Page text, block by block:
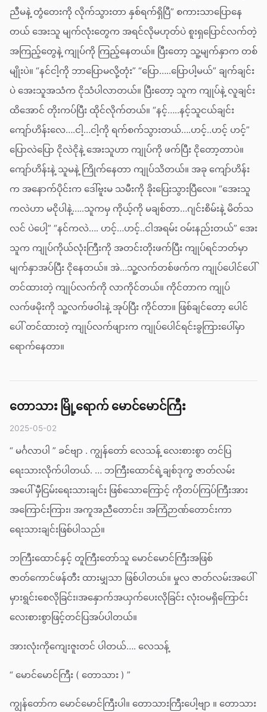
ညီမနဲ့ တွံတေးကို လိုက်သွားတာ နှစ်ရက်ရှိပြီ” စကားသာပြောနေ
တယ် အေးသူ မျက်လုံးတွေက အရင်လိုမဟုတ်ပဲ စူးရှပြောင်လက်တဲ့
အကြည့်တွေနဲ့ ကျုပ်ကို ကြည့်နေတယ်။ ပြီးတော့ သူ့မျက်နှာက တစ်
မျိုးပဲ။ “နင်ငါ့ကို ဘာပြောမလို့တုံး” “ပြော…..ပြောပါ့မယ်” ချက်ချင်း
ပဲ အေးသူအသံက ငိုသံပါလာတယ်။ ပြီးတော့ သူက ကျုပ်နဲ့ လူချင်း
ထိအောင် တိုးကပ်ပြီး ထိုင်လိုက်တယ်။ “နင့်…..နင့်သူငယ်ချင်း
ကျော်ဟိန်းလေ….ငါ့…ငါ့ကို ရက်စက်သွားတယ်….ဟင့်..ဟင့် ဟင့်”
ပြောလဲပြော ငိုလဲငိုနဲ့ အေးသူဟာ ကျုပ်ကို ဖက်ပြီး ငိုတော့တာပဲ။
ကျော်ဟိန်းနဲ့ သူမနဲ့ ကြိုက်နေတာ ကျုပ်သိတယ်။ အခု ကျော်ဟိန်း
က အနောက်ပိုင်းက ဒေါ်ဗူးမ သမီးကို ခိုးပြေးသွားပြီလေ။ “အေးသူ
ကလဲဟာ မငိုပါနဲ့…..သူကမှ ကိုယ့်ကို မချစ်တာ…ဂျင်းစိမ်းနဲ့ မိတ်သ
လင် ပဲပေါ့” “နင်ကလဲ…. ဟင့်…ဟင့်..ငါအရမ်း ဝမ်းနည်းတယ်” အေး
သူက ကျုပ်ကိုယ်လုံးကြီးကို အတင်းတိုးဖက်ပြီး ကျုပ်ရင်ဘတ်မှာ
မျက်နှာအပ်ပြီး ငိုနေတယ်။ အဲ…သူ့လက်တစ်ဖက်က ကျုပ်ပေါင်ပေါ်
တင်ထားတဲ့ ကျုပ်လက်ကို လာကိုင်တယ်။ ကိုင်တာက ကျုပ်
လက်ဖမိုးကို သူ့လက်ဖဝါးနဲ့ အုပ်ပြီး ကိုင်တာ။ ဖြစ်ချင်တော့ ပေါင်
ပေါ် တင်ထားတဲ့ ကျုပ်လက်ဖျားက ကျုပ်ပေါင်ရင်းခွကြားပေါ်မှာ
ရောက်နေတာ။
တောသား မြို့ရောက် မောင်မောင်ကြီး
2025-05-02
“ မင်္ဂလာပါ ” ခင်ဗျာ . ကျွန်တော် လေသန့် လေးစားစွာ တင်ပြ
ရေးသားလိုက်ပါတယ်. … ဘကြီးထောင်ရဲ့ချစ်ဒုက္ခ ဇာတ်လမ်း
အပေါ် မှီငြမ်းရေးသားချင်း ဖြစ်သောကြောင့် ကိုတပ်ကြပ်ကြီးအား
အကြောင်းကြား၊ အကူအညီတောင်း၊ အကြံဉာဏ်တောင်းကာ
ရေးသားချင်းဖြစ်ပါသည်။
ဘကြီးထောင်နှင့် တူကြီးတော်သူ မောင်မောင်ကြီးအဖြစ်
ဇာတ်ကောင်ဖန်တီး ထားမျှသာ ဖြစ်ပါတယ်။ မှုလ ဇာတ်လမ်းအပေါ်
မှားရွင်းစေလိုခြင်း၊အနှောက်အယှက်ပေးလိုခြင်း လုံးဝမရှိကြောင်း
လေးစားစွာဖြင့်တင်ပြအပ်ပါတယ်။
အားလုံးကိုကျေးဇူးတင် ပါတယ်…. လေသန့်
“ မောင်မောင်ကြီး ( တောသား ) ”
ကျွန်တော်က မောင်မောင်ကြီးပါ။ တောသားကြီးပေါ့ဗျာ ။ တောသား